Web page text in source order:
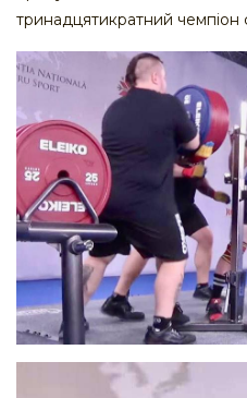
тринадцятикратний чемпіон